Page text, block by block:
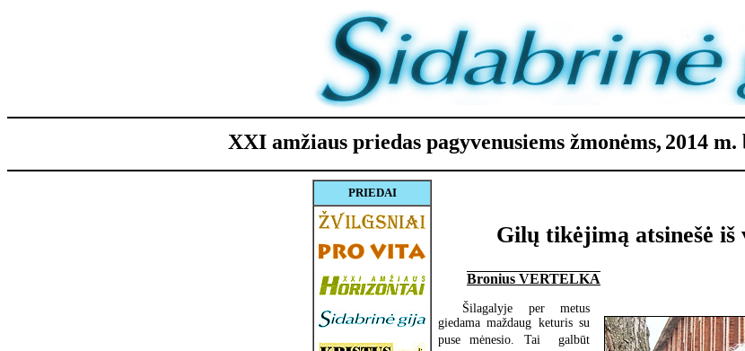
XXI amžiaus priedas pagyvenusiems žmonėms, 2014 m.
PRIEDAI
Gilų tikėjimą atsinešė iš
Bronius VERTELKA
Šilagalyje per metus
giedama maždaug keturis su
puse mėnesio. Tai  galbūt